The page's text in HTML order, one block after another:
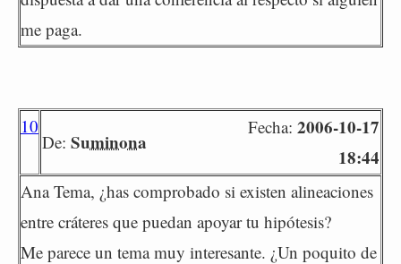
me paga.
10
De: Suminona
Fecha: 2006-10-17
18:44
Ana Tema, ¿has comprobado si existen alineaciones
entre cráteres que puedan apoyar tu hipótesis?
Me parece un tema muy interesante. ¿Un poquito de